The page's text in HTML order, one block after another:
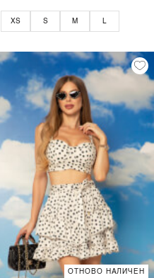
XS S M L
ОТНОВО НАЛИЧЕН